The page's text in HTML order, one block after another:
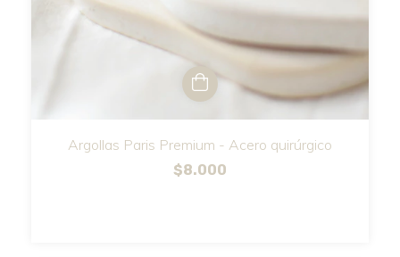
Argollas Paris Premium - Acero quirúrgico
$8.000